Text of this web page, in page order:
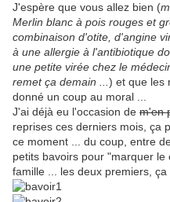
J'espère que vous allez bien (
Merlin blanc à pois rouges et
combinaison d'otite, d'angine
à une allergie à l'antibiotique
une petite virée chez le
remet ça demain ... ) et que les
donné un coup au moral ...
J'ai déjà eu l'occasion de m'en
reprises ces derniers mois, ça
ce moment ... du coup, entre
petits bavoirs pour "marquer
famille ... les deux premiers, ça